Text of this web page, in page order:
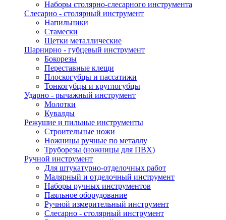
Наборы столярно-слесарного инструмента
Слесарно - столярный инструмент
Напильники
Стамески
Щетки металлические
Шарнирно - губцевый инструмент
Бокорезы
Переставные клещи
Плоскогубцы и пассатижи
Тонкогубцы и круглогубцы
Ударно - рычажный инструмент
Молотки
Кувалды
Режушие и пильные инструменты
Строительные ножи
Ножницы ручные по металлу
Труборезы (ножницы для ПВХ)
Ручной инструмент
Для штукатурно-отделочных работ
Малярный и отделочный инструмент
Наборы ручных инструментов
Паяльное оборудование
Ручной измерительный инструмент
Слесарно - столярный инструмент